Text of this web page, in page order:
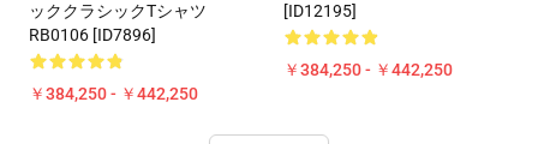
ッククラシックTシャツ
RB0106 [ID7896]
￥384,250 - ￥442,250
[ID12195]
￥384,250 - ￥442,250